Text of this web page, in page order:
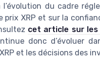
du cadre
prix XRP et sur la
cet article sur les
donc d’évoluer
et les décisions des